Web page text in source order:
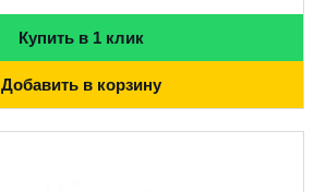
Купить в 1 клик
Добавить в корзину